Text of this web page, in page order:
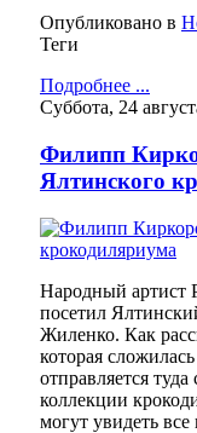
Опубликовано в
Теги
Подробнее ...
Суббота, 24
Филипп
Ялтинского
Народный артист
посетил
Жиленко. Как
которая
отправляется
коллекции
могут увидеть все